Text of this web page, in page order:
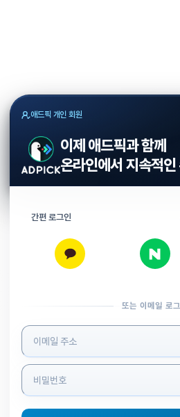
애드픽 개인 회원
이제 애드픽과 함께
온라인에서 지속적
간편 로그인
또는 이메일 로
로그인 정보 입력